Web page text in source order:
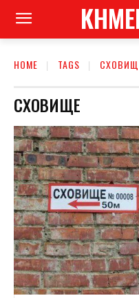
HOME TAGS
СХОВИЩЕ